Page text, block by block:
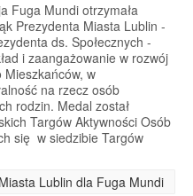
Fuga Mundi otrzymała
Prezydenta Miasta Lublin -
ds. Społecznych -
i zaangażowanie w rozwój
Mieszkańców, w
na rzecz osób
rodzin. Medal został
Targów Aktywności Osób
się w siedzibie Targów
Lublin dla Fuga Mundi